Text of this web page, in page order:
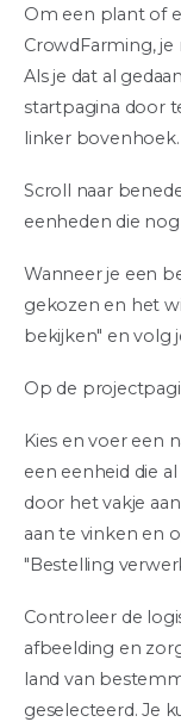
Om een plant of
CrowdFarming,
Als je dat al
startpagina door
linker bovenhoek.
Scroll naar
eenheden die
Wanneer je een
gekozen en het
bekijken" en volg
Op de
Kies en voer een
een eenheid die
door het vakje
aan te vinken en
"Bestelling
Controleer de
afbeelding en
land van
geselecteerd. Je